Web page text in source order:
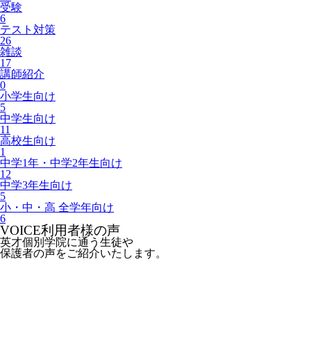
受験
6
テスト対策
26
雑談
17
講師紹介
0
小学生向け
5
中学生向け
11
高校生向け
1
中学1年・中学2年生向け
12
中学3年生向け
5
小・中・高 全学年向け
6
VOICE利用者様の声
英才個別学院に通う生徒や
保護者の声をご紹介いたします。